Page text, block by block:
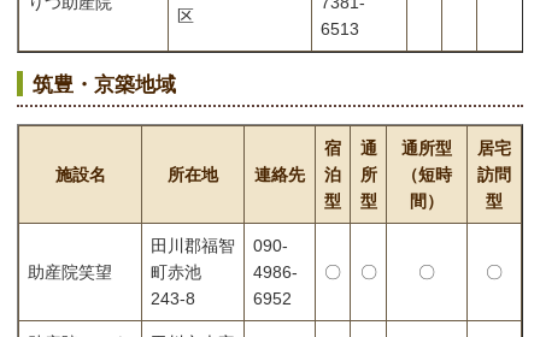
区
6513
筑豊・京築地域
施設名 所在地 連絡先
宿
泊
型
通
所
型
通所型
（短時
間）
居宅
訪問
型
助産院笑望
田川郡福智
町赤池
243-8
090-
4986-
6952
〇 〇 〇 〇